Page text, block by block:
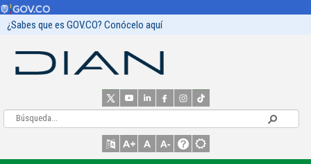
¿Sabes que es GOV.CO? Conócelo aquí